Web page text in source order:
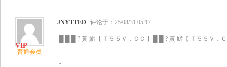
普通会员
JNYTTED 评论于：25/08/31 05:17
█ █ █ ? 黃 魸【 Ｔ５５Ｖ．ＣＣ 】█ █ ? 黃 魸【 Ｔ５５Ｖ．
-